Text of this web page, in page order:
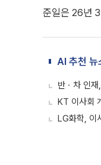
준일은 26년
AI 추천 뉴
반ㆍ차 인
KT 이사회
LG화학, 이